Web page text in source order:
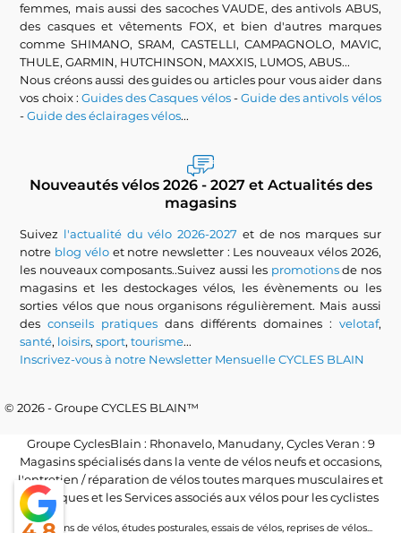
femmes, mais aussi des sacoches VAUDE, des antivols ABUS,
des casques et vêtements FOX, et bien d'autres marques
comme SHIMANO, SRAM, CASTELLI, CAMPAGNOLO, MAVIC,
THULE, GARMIN, HUTCHINSON, MAXXIS, LUMOS, ABUS...
Nous créons aussi des guides ou articles pour vous aider dans
vos choix :Guides des Casques vélos-Guide des antivols vélos
-Guide des éclairages vélos...
Nouveautés vélos 2026 - 2027 et Actualités des
magasins
Suivez l'actualité du vélo 2026-2027 et de nos marques sur
notre blog véloet notre newsletter : Les nouveaux vélos 2026,
les nouveaux composants..Suivez aussi les promotionsde nos
magasins et les destockages vélos, les évènements ou les
sorties vélos que nous organisons régulièrement. Mais aussi
desconseils pratiques dans différents domaines : velotaf,
santé, loisirs,sport,tourisme...
Inscrivez-vous à notre Newsletter Mensuelle CYCLES BLAIN
© 2026 - Groupe CYCLES BLAIN™
Groupe CyclesBlain : Rhonavelo, Manudany, Cycles Veran : 9
Magasins spécialisés dans la vente de vélos neufs et occasions,
l'entretien / réparation de vélos toutes marques musculaires et
électriques et les Services associés aux vélos pour les cyclistes
Locations de vélos, études posturales, essais de vélos, reprises de vélos...